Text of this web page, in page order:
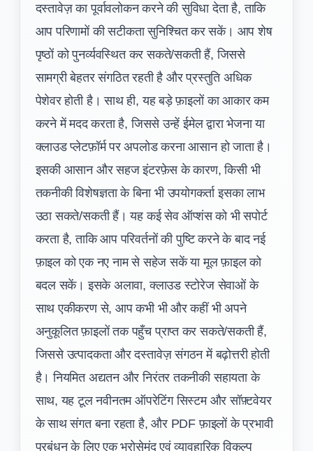
दस्तावेज़ का पूर्वावलोकन करने की सुविधा देता है, ताकि
आप परिणामों की सटीकता सुनिश्चित कर सकें। आप शेष
पृष्ठों को पुनर्व्यवस्थित कर सकते/सकती हैं, जिससे
सामग्री बेहतर संगठित रहती है और प्रस्तुति अधिक
पेशेवर होती है। साथ ही, यह बड़े फ़ाइलों का आकार कम
करने में मदद करता है, जिससे उन्हें ईमेल द्वारा भेजना या
क्लाउड प्लेटफ़ॉर्म पर अपलोड करना आसान हो जाता है।
इसकी आसान और सहज इंटरफ़ेस के कारण, किसी भी
तकनीकी विशेषज्ञता के बिना भी उपयोगकर्ता इसका लाभ
उठा सकते/सकती हैं। यह कई सेव ऑप्शंस को भी सपोर्ट
करता है, ताकि आप परिवर्तनों की पुष्टि करने के बाद नई
फ़ाइल को एक नए नाम से सहेज सकें या मूल फ़ाइल को
बदल सकें। इसके अलावा, क्लाउड स्टोरेज सेवाओं के
साथ एकीकरण से, आप कभी भी और कहीं भी अपने
अनुकूलित फ़ाइलों तक पहुँच प्राप्त कर सकते/सकती हैं,
जिससे उत्पादकता और दस्तावेज़ संगठन में बढ़ोत्तरी होती
है। नियमित अद्यतन और निरंतर तकनीकी सहायता के
साथ, यह टूल नवीनतम ऑपरेटिंग सिस्टम और सॉफ़्टवेयर
के साथ संगत बना रहता है, और PDF फ़ाइलों के प्रभावी
प्रबंधन के लिए एक भरोसेमंद एवं व्यावहारिक विकल्प